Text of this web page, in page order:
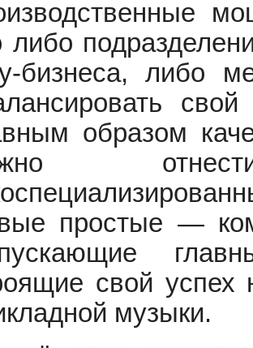
либо
бизнеса, либо
образом
простые —
свой успех
музыки.